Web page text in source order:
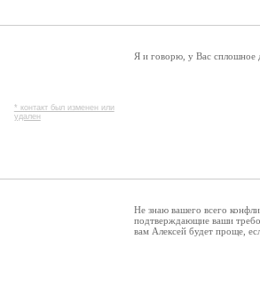
* контакт был изменен или
удален
Я и говорю, у Вас сплошное
Не знаю вашего всего
подтверждающие ваши
вам Алексей будет проще,